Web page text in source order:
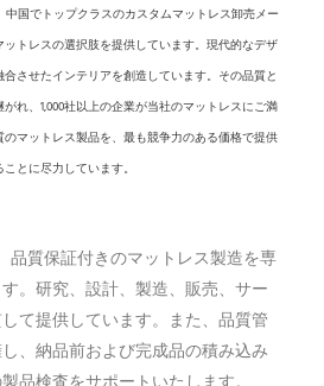
中国でトップクラスのカスタムマットレス卸売メー
トレスの選択肢を提供しています。 現代的なデザ
させたインテリアを創造しています。 その品質と
れ、1,000社以上の企業が当社のマットレスにご満
のマットレス製品を、最も競争力のある価格で提供
ことに尽力しています。
品質保証付きのマットレス製造を専
。研究、設計、製造、販売、サー
て提供しています。また、品質管
、納品前および完成品の積み込み